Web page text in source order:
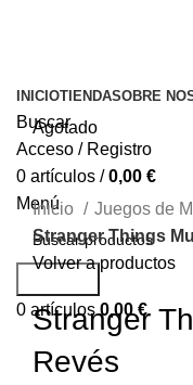
INICIOTIENDASOBRE
Buscar
Acceso / Registro
0 artículos / 0,00 €
Menú
0 artículos 0,00€
Agotado
Inicio
Juegos de
Stranger Things
Volver a productos
Stranger
Revés